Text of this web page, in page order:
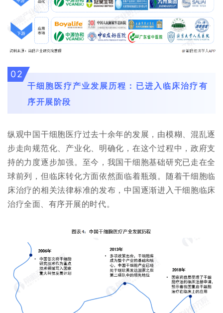
02
干细胞医疗产业发展历程：已进入临床治疗有
序开展阶段
纵观中国干细胞医疗过去十余年的发展，由模糊、混乱逐
步走向规范化、产业化、明确化，在这个过程中，政府支
持的力度逐步加强。至今，我国干细胞基础研究已走在全
球前列，但临床转化方面依然面临着瓶颈。随着干细胞临
床治疗的相关法律标准的发布，中国逐渐进入干细胞临床
治疗全面、有序开展的时代。